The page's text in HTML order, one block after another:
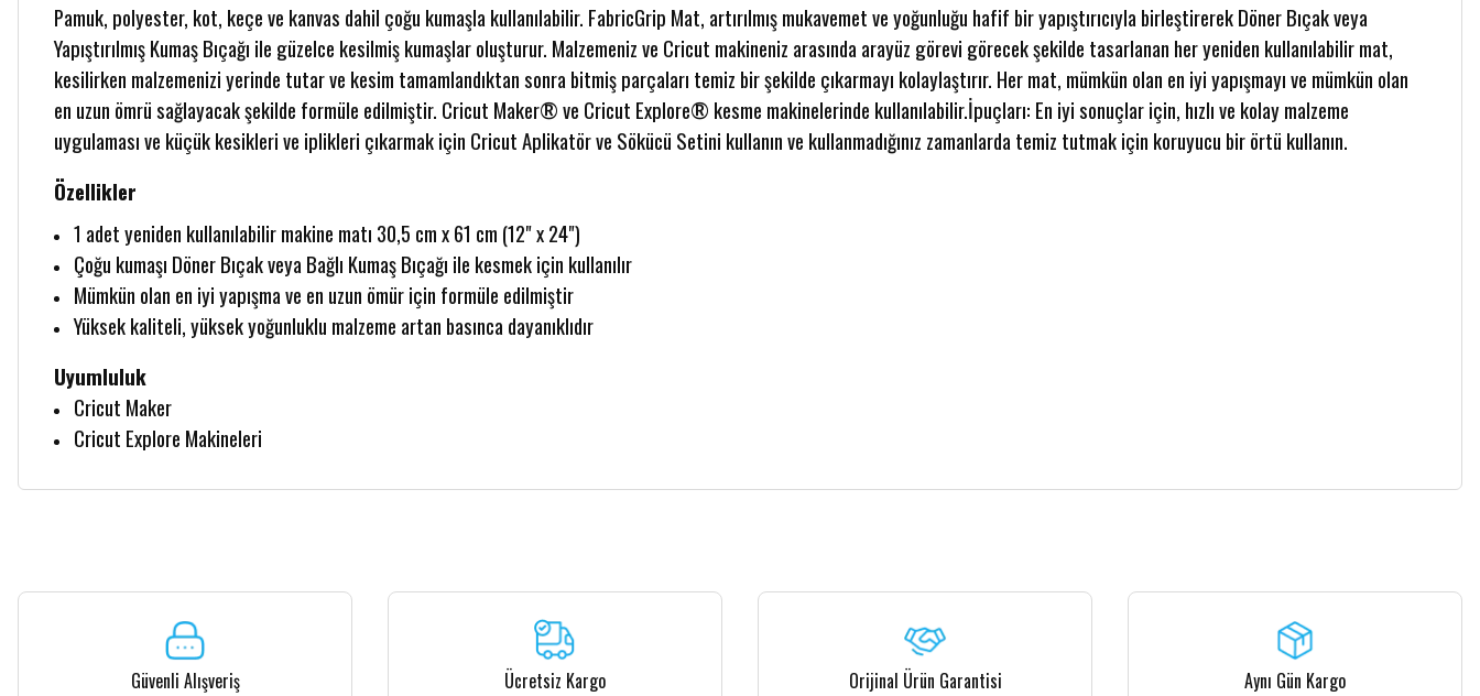
Pamuk, polyester, kot, keçe ve kanvas dahil çoğu kumaşla kullanılabilir. FabricGrip Mat, artırılmış mukavemet ve yoğunluğu hafif bir yapıştırıcıyla birleştirerek Döner Bıçak veya
Yapıştırılmış Kumaş Bıçağı ile güzelce kesilmiş kumaşlar oluşturur. Malzemeniz ve Cricut makineniz arasında arayüz görevi görecek şekilde tasarlanan her yeniden kullanılabilir mat,
kesilirken malzemenizi yerinde tutar ve kesim tamamlandıktan sonra bitmiş parçaları temiz bir şekilde çıkarmayı kolaylaştırır. Her mat, mümkün olan en iyi yapışmayı ve mümkün olan
en uzun ömrü sağlayacak şekilde formüle edilmiştir. Cricut Maker® ve Cricut Explore® kesme makinelerinde kullanılabilir.İpuçları: En iyi sonuçlar için, hızlı ve kolay malzeme
uygulaması ve küçük kesikleri ve iplikleri çıkarmak için Cricut Aplikatör ve Sökücü Setini kullanın ve kullanmadığınız zamanlarda temiz tutmak için koruyucu bir örtü kullanın.
Özellikler
1 adet yeniden kullanılabilir makine matı 30,5 cm x 61 cm (12" x 24")
Çoğu kumaşı Döner Bıçak veya Bağlı Kumaş Bıçağı ile kesmek için kullanılır
Mümkün olan en iyi yapışma ve en uzun ömür için formüle edilmiştir
Yüksek kaliteli, yüksek yoğunluklu malzeme artan basınca dayanıklıdır
Uyumluluk
Cricut Maker
Cricut Explore Makineleri
Görüş ve önerileriniz için teşekkür ederiz.
Ürün resmi kalitesiz, bozuk veya görüntülenemiyor.
Ürün açıklamasında eksik bilgiler bulunuyor.
Güvenli Alışveriş
Ücretsiz Kargo
Orijinal Ürün Garantisi
Aynı Gün Kargo